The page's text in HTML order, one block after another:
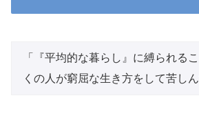
「『平均的な暮らし』に縛られる
くの人が窮屈な生き方をして苦し